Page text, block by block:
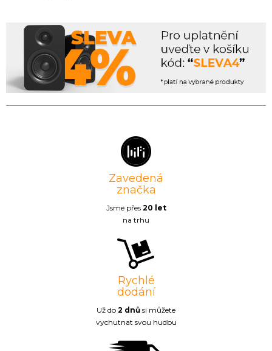
Zavedená
značka
Jsme přes 20 let
na trhu
Rychlé
dodání
Už do 2 dnů si můžete
vychutnat svou hudbu